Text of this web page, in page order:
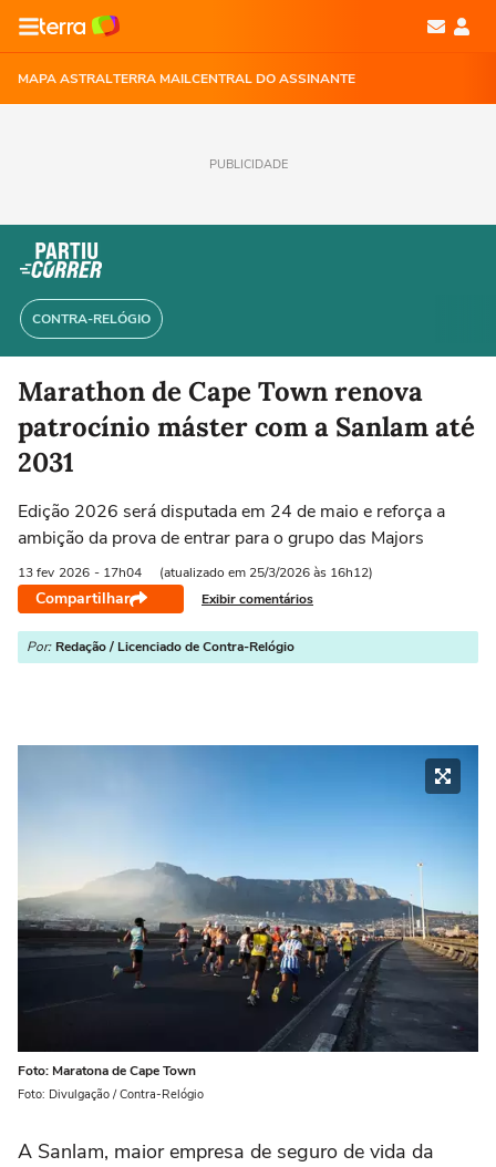
MAPA ASTRALTERRA MAILCENTRAL DO ASSINANTE
PUBLICIDADE
CONTRA-RELÓGIO
Marathon de Cape Town renova
patrocínio máster com a Sanlam até
2031
Edição 2026 será disputada em 24 de maio e reforça a
ambição da prova de entrar para o grupo das Majors
13 fev 2026 - 17h04 (atualizado em 25/3/2026 às 16h12)
Compartilhar Exibir comentários
Por: Redação / Licenciado de Contra-Relógio
Foto: Maratona de Cape Town
Foto: Divulgação / Contra-Relógio
A Sanlam, maior empresa de seguro de vida da